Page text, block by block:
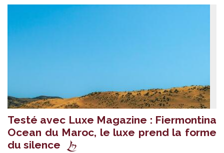
Testé avec Luxe Magazine : Fiermontina
Ocean du Maroc, le luxe prend la forme
du silence